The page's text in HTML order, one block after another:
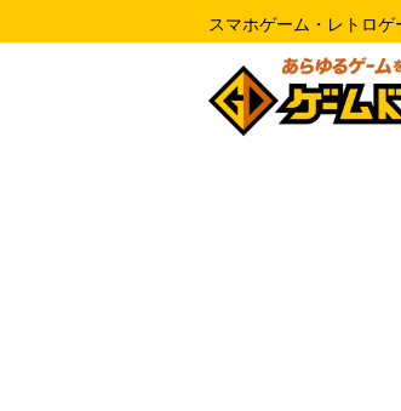
スマホゲーム・レトロ